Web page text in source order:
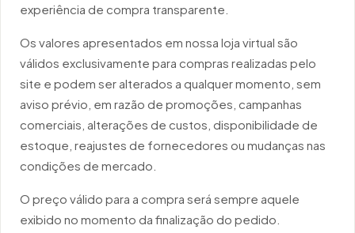
experiência de compra transparente.
Os valores apresentados em nossa loja virtual são
válidos exclusivamente para compras realizadas pelo
site e podem ser alterados a qualquer momento, sem
aviso prévio, em razão de promoções, campanhas
comerciais, alterações de custos, disponibilidade de
estoque, reajustes de fornecedores ou mudanças nas
condições de mercado.
O preço válido para a compra será sempre aquele
exibido no momento da finalização do pedido.